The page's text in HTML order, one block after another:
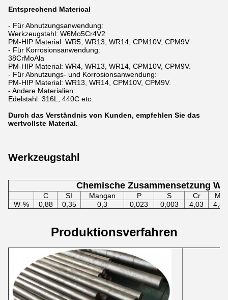
Entsprechend Materical
- Für Abnutzungsanwendung:
Werkzeugstahl: W6Mo5Cr4V2
PM-HIP Material: WR5, WR13, WR14, CPM10V, CPM9V.
- Für Korrosionsanwendung:
38CrMoAla
PM-HIP Material: WR4, WR13, WR14, CPM10V, CPM9V.
- Für Abnutzungs- und Korrosionsanwendung:
PM-HIP Material: WR13, WR14, CPM10V, CPM9V.
- Andere Materialien:
Edelstahl: 316L, 440C etc.
Durch das Verständnis von Kunden, empfehlen Sie das
wertvollste Material.
Werkzeugstahl
Chemische Zusammensetzung
C SI Mangan P S Cr
MO
W-%
0,88 0,35 0,3 0,023 0,003 4,03 4,81
Produktionsverfahren